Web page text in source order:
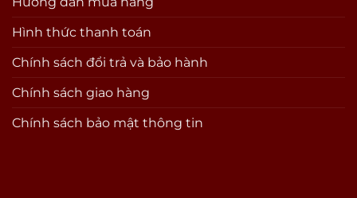
Hình thức thanh toán
Chính sách đổi trả và bảo hành
Chính sách giao hàng
Chính sách bảo mật thông tin